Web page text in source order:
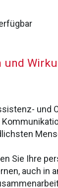
und
Sie Ihre
auch in